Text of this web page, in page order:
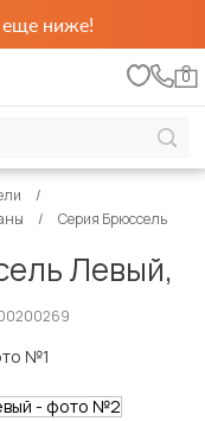
еще ниже!
0
Серия Брюссель
Левый,